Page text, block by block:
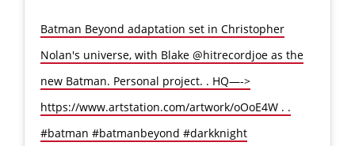
Batman Beyond adaptation set in Christopher
Nolan's universe, with Blake @hitrecordjoe as the
new Batman. Personal project. . HQ—->
https://www.artstation.com/artwork/oOoE4W . .
#batman #batmanbeyond #darkknight